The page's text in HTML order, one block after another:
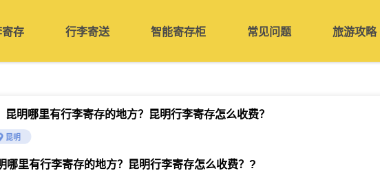
存 行李寄送 智能寄存柜 常见问题 旅游攻略
昆明哪里有行李寄存的地方？昆明行李寄存怎么收费？
昆明
哪里有行李寄存的地方？昆明行李寄存怎么收费？ ?